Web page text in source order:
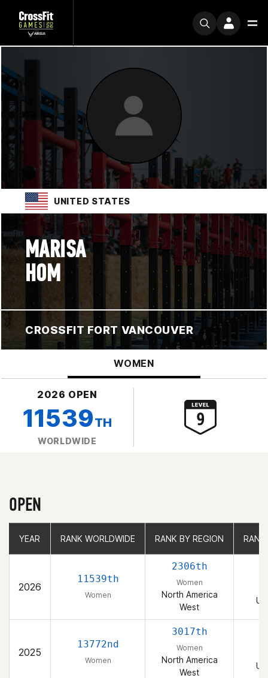
UNITED STATES
MARISA
HOM
CROSSFIT FORT VANCOUVER
WOMEN
2026 OPEN
11539TH
WORLDWIDE
OPEN
YEAR RANK WORLDWIDE RANK BY REGION
2026
11539th
Women
2306th
Women
North America
West
2025
13772nd
Women
3017th
Women
North America
West
YEAR RANK WORLDWIDE RANK BY REGION